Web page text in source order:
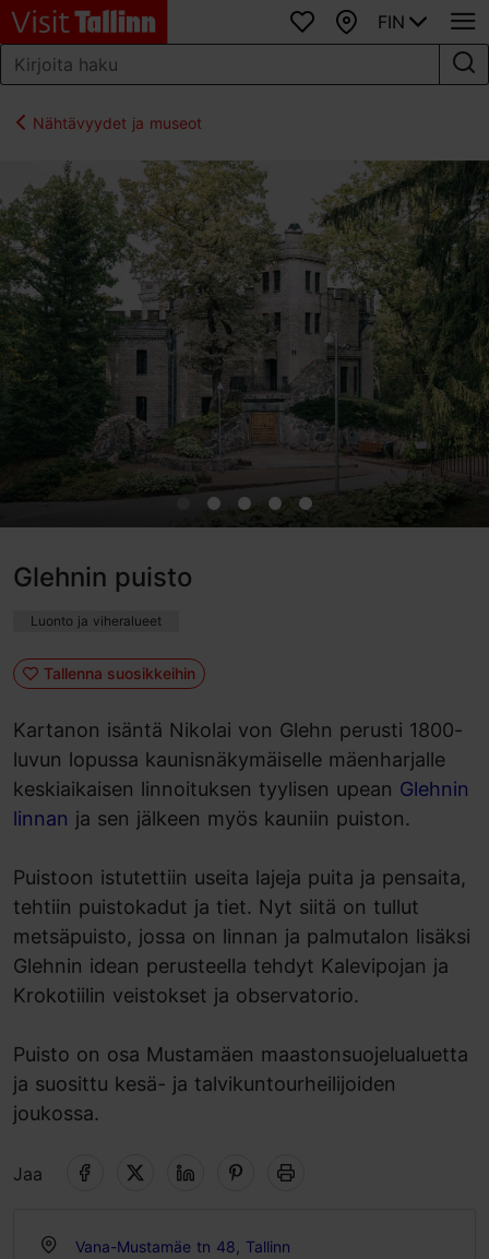
SuosikitKartta
FIN
Nähtävyydet ja museot
Glehnin puisto
Luonto ja viheralueet
Tallenna suosikkeihin
Kartanon isäntä Nikolai von Glehn perusti 1800-
luvun lopussa kaunisnäkymäiselle mäenharjalle
keskiaikaisen linnoituksen tyylisen upean Glehnin
linnan ja sen jälkeen myös kauniin puiston.
Puistoon istutettiin useita lajeja puita ja pensaita,
tehtiin puistokadut ja tiet. Nyt siitä on tullut
metsäpuisto, jossa on linnan ja palmutalon lisäksi
Glehnin idean perusteella tehdyt Kalevipojan ja
Krokotiilin veistokset ja observatorio.
Puisto on osa Mustamäen maastonsuojelualuetta
ja suosittu kesä- ja talvikuntourheilijoiden
joukossa.
Jaa
Vana-Mustamäe tn 48, Tallinn